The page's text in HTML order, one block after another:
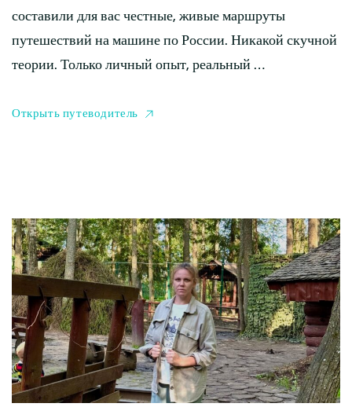
составили для вас честные, живые маршруты
путешествий на машине по России. Никакой скучной
теории. Только личный опыт, реальный …
Открыть путеводитель